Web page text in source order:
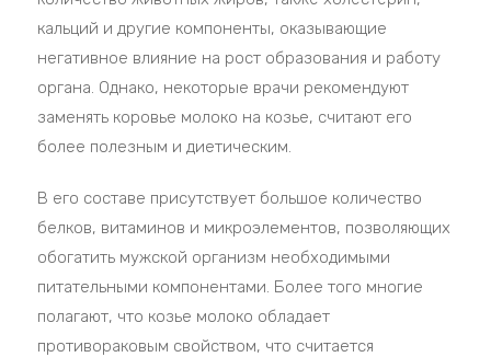
кальций и другие компоненты, оказывающие
негативное влияние на рост образования и работу
органа. Однако, некоторые врачи рекомендуют
заменять коровье молоко на козье, считают его
более полезным и диетическим.
В его составе присутствует большое количество
белков, витаминов и микроэлементов, позволяющих
обогатить мужской организм необходимыми
питательными компонентами. Более того многие
полагают, что козье молоко обладает
противораковым свойством, что считается